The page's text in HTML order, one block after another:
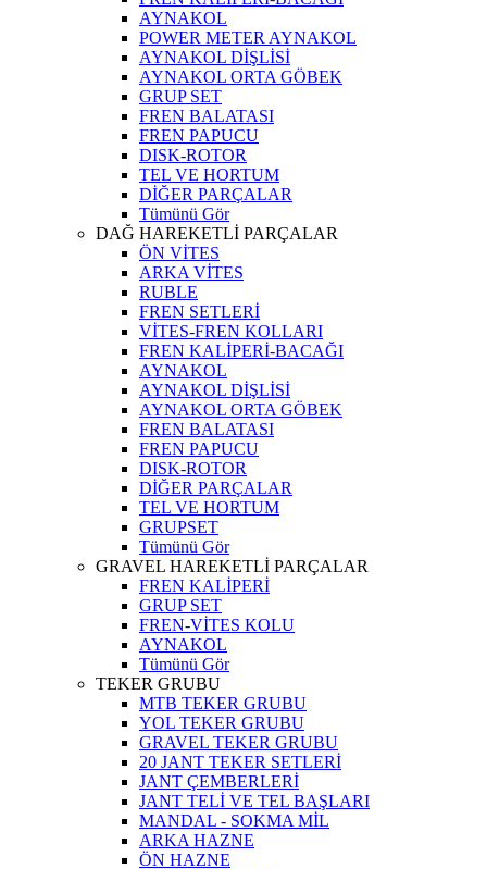
AYNAKOL
POWER METER AYNAKOL
AYNAKOL DİŞLİSİ
AYNAKOL ORTA GÖBEK
GRUP SET
FREN BALATASI
FREN PAPUCU
DISK-ROTOR
TEL VE HORTUM
DİĞER PARÇALAR
Tümünü Gör
DAĞ HAREKETLİ PARÇALAR
ÖN VİTES
ARKA VİTES
RUBLE
FREN SETLERİ
VİTES-FREN KOLLARI
FREN KALİPERİ-BACAĞI
AYNAKOL
AYNAKOL DİŞLİSİ
AYNAKOL ORTA GÖBEK
FREN BALATASI
FREN PAPUCU
DISK-ROTOR
DİĞER PARÇALAR
TEL VE HORTUM
GRUPSET
Tümünü Gör
GRAVEL HAREKETLİ PARÇALAR
FREN KALİPERİ
GRUP SET
FREN-VİTES KOLU
AYNAKOL
Tümünü Gör
TEKER GRUBU
MTB TEKER GRUBU
YOL TEKER GRUBU
GRAVEL TEKER GRUBU
20 JANT TEKER SETLERİ
JANT ÇEMBERLERİ
JANT TELİ VE TEL BAŞLARI
MANDAL - SOKMA MİL
ARKA HAZNE
ÖN HAZNE